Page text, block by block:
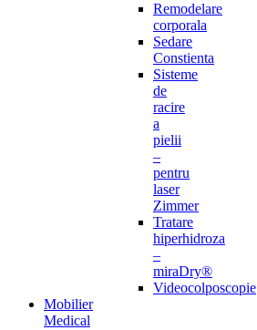
Remodelare
corporala
Sedare
Constienta
Sisteme
de
racire
a
pielii
–
pentru
laser
Zimmer
Tratare
hiperhidroza
–
miraDry®
Videocolposcopie
Mobilier
Medical